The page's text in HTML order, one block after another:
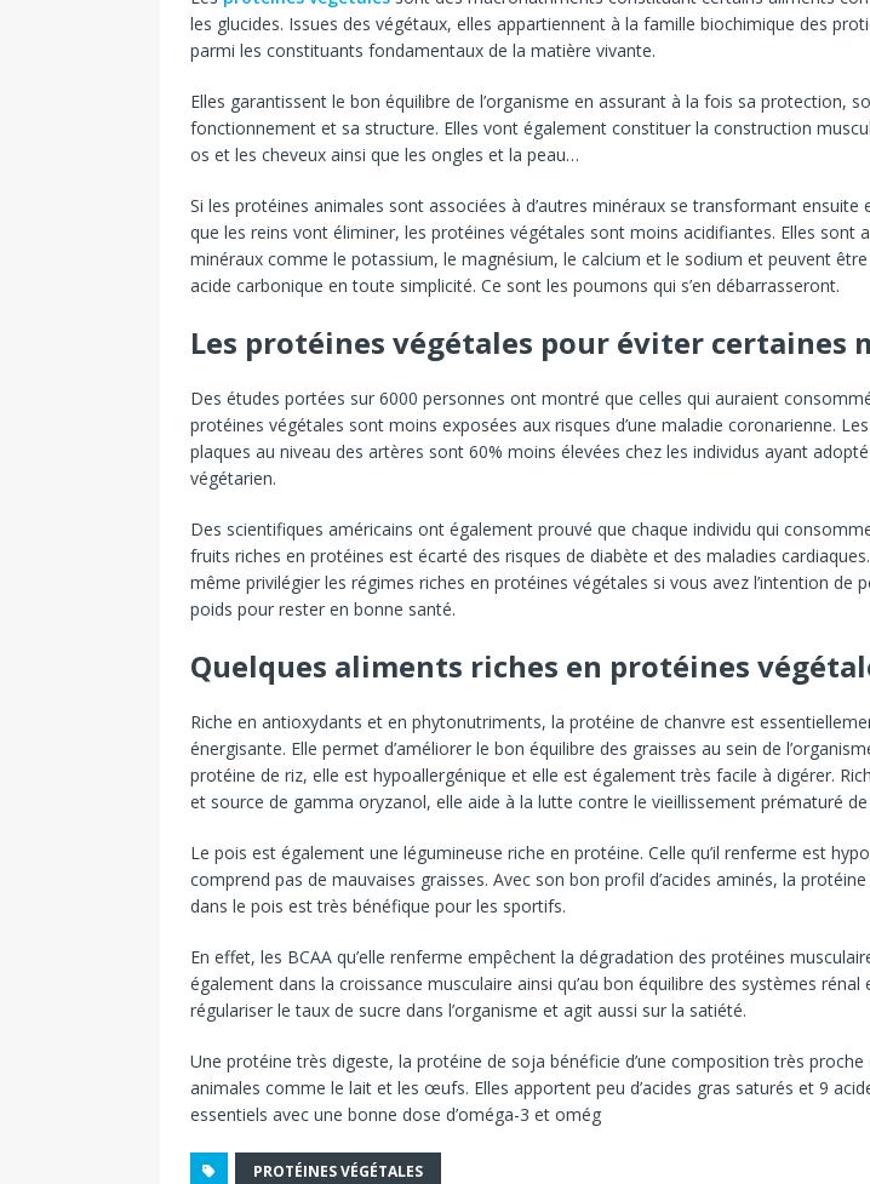
les glucides. Issues des végétaux, elles appartiennent à la famille biochimique des
parmi les constituants fondamentaux de la matière vivante.
Elles garantissent le bon équilibre de l’organisme en assurant à la fois sa protection,
fonctionnement et sa structure. Elles vont également constituer la construction
os et les cheveux ainsi que les ongles et la peau…
Si les protéines animales sont associées à d’autres minéraux se transformant ensuite
que les reins vont éliminer, les protéines végétales sont moins acidifiantes. Elles sont
minéraux comme le potassium, le magnésium, le calcium et le sodium et peuvent
acide carbonique en toute simplicité. Ce sont les poumons qui s’en débarrasseront.
Les protéines végétales pour éviter certaines
Des études portées sur 6000 personnes ont montré que celles qui auraient
protéines végétales sont moins exposées aux risques d’une maladie coronarienne.
plaques au niveau des artères sont 60% moins élevées chez les individus ayant
végétarien.
Des scientifiques américains ont également prouvé que chaque individu qui
fruits riches en protéines est écarté des risques de diabète et des maladies
même privilégier les régimes riches en protéines végétales si vous avez l’intention de
poids pour rester en bonne santé.
Quelques aliments riches en protéines
Riche en antioxydants et en phytonutriments, la protéine de chanvre est
énergisante. Elle permet d’améliorer le bon équilibre des graisses au sein de
protéine de riz, elle est hypoallergénique et elle est également très facile à digérer.
et source de gamma oryzanol, elle aide à la lutte contre le vieillissement prématuré de
Le pois est également une légumineuse riche en protéine. Celle qu’il renferme est
comprend pas de mauvaises graisses. Avec son bon profil d’acides aminés, la
dans le pois est très bénéfique pour les sportifs.
En effet, les BCAA qu’elle renferme empêchent la dégradation des protéines
également dans la croissance musculaire ainsi qu’au bon équilibre des systèmes rénal
régulariser le taux de sucre dans l’organisme et agit aussi sur la satiété.
Une protéine très digeste, la protéine de soja bénéficie d’une composition très proche
animales comme le lait et les œufs. Elles apportent peu d’acides gras saturés et 9
essentiels avec une bonne dose d’oméga-3 et omég
PROTÉINES VÉGÉTALES